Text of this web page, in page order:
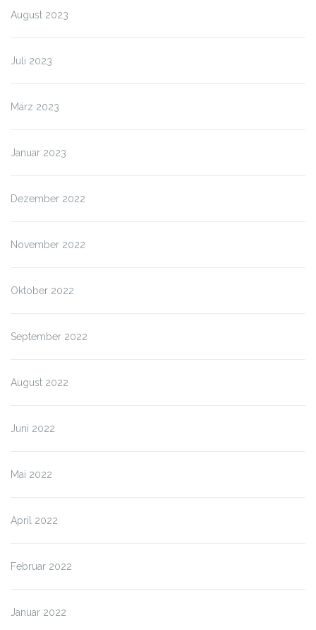
August 2023
Juli 2023
März 2023
Januar 2023
Dezember 2022
November 2022
Oktober 2022
September 2022
August 2022
Juni 2022
Mai 2022
April 2022
Februar 2022
Januar 2022